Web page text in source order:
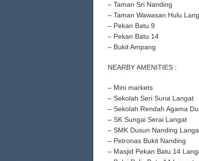
– Taman Sri Nanding
– Taman Wawasan Hulu
– Pekan Batu 9
– Pekan Batu 14
– Bukit Ampang
NEARBY AMENITIES :
– Mini markets
– Sekolah Seri Suria Langat
– Sekolah Rendah Agama
– SK Sungai Serai Langat
– SMK Dusun Nanding
– Petronas Bukit Nanding
– Masjid Pekan Batu 14